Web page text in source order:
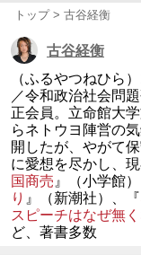
トップ 古谷経衡
古谷経衡
（ふるやつねひら
／令和政治社会問
正会員。立命館大
らネトウヨ陣営の
開したが、やがて
に愛想を尽かし、
国商売 』（小学館
り 』（新潮社）、『
スピーチはなぜ無
ど、著書多数